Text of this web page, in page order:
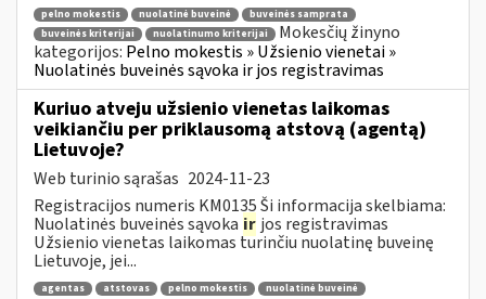
pelno mokestis nuolatinė buveinė
buveinės samprata
buveinės kriterijai
nuolatinumo kriterijai
Mokesčių žinyno
kategorijos: Pelno mokestis » Užsienio vienetai »
Nuolatinės buveinės sąvoka ir jos registravimas
Kuriuo atveju užsienio vienetas laikomas
veikiančiu per priklausomą atstovą (agentą)
Lietuvoje?
Web turinio sąrašas 2024-11-23
Registracijos numeris KM0135 Ši informacija skelbiama:
Nuolatinės buveinės sąvoka ir jos registravimas
Užsienio vienetas laikomas turinčiu nuolatinę buveinę
Lietuvoje, jei...
agentas atstovas pelno mokestis
nuolatinė buveinė